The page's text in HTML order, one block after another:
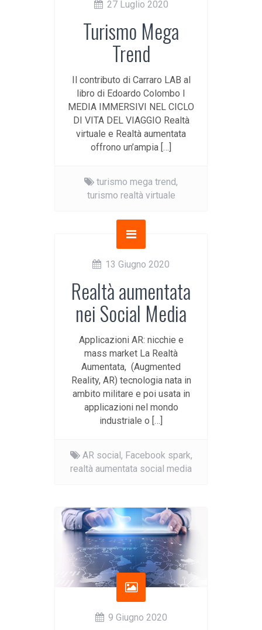
27 Luglio 2020
Turismo Mega
Trend
Il contributo di Carraro LAB al
libro di Edoardo Colombo I
MEDIA IMMERSIVI NEL CICLO
DI VITA DEL VIAGGIO Realtà
virtuale e Realtà aumentata
offrono un’ampia […]
turismo mega trend,
turismo realtà virtuale
13 Giugno 2020
Realtà aumentata
nei Social Media
Applicazioni AR: nicchie e
mass market La Realtà
Aumentata, (Augmented
Reality, AR) tecnologia nata in
ambito militare e poi usata in
applicazioni nel mondo
industriale o […]
AR social, Facebook spark,
realtà aumentata social media
9 Giugno 2020